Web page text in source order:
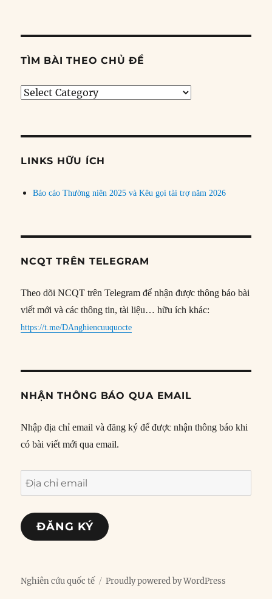
TÌM BÀI THEO CHỦ ĐỀ
Tìm
đề
LINKS HỮU ÍCH
Báo cáo Thường niên 2025 và Kêu gọi tài trợ năm 2026
NCQT TRÊN TELEGRAM
Theo dõi NCQT trên Telegram để nhận được thông báo bài
viết mới và các thông tin, tài liệu… hữu ích khác:
https://t.me/DAnghiencuuquocte
NHẬN THÔNG BÁO QUA EMAIL
Nhập địa chỉ email và đăng ký để được nhận thông báo khi
có bài viết mới qua email.
Địa
chỉ
email
ĐĂNG KÝ
Nghiên cứu quốc tế Proudly powered by WordPress